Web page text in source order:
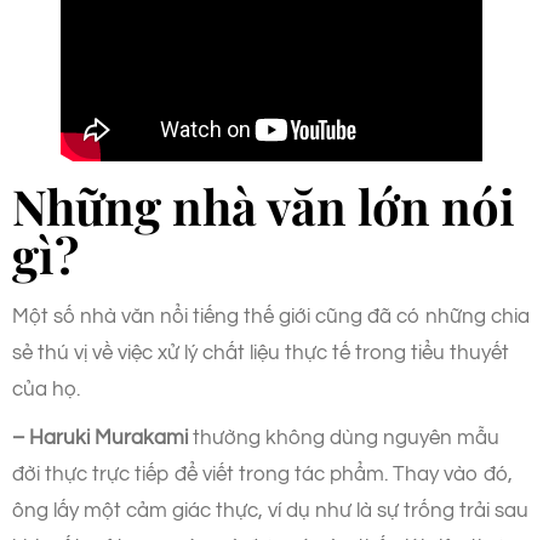
Những nhà văn lớn nói
gì?
Một số nhà văn nổi tiếng thế giới cũng đã có những chia
sẻ thú vị về việc xử lý chất liệu thực tế trong tiểu thuyết
của họ.
– Haruki Murakami thường không dùng nguyên mẫu
đời thực trực tiếp để viết trong tác phẩm. Thay vào đó,
ông lấy một cảm giác thực, ví dụ như là sự trống trải sau